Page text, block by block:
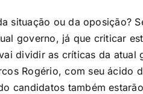
situação ou da oposição?
governo, já que criticar
dividir as críticas da atual
Rogério, com seu ácido
candidatos também